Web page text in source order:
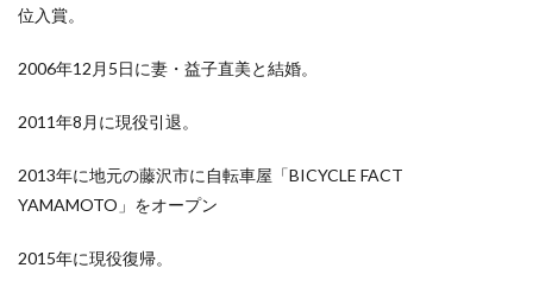
位入賞。
2006年12月5日に妻・益子直美と結婚。
2011年8月に現役引退。
2013年に地元の藤沢市に自転車屋「BICYCLE FACT
YAMAMOTO」をオープン
2015年に現役復帰。